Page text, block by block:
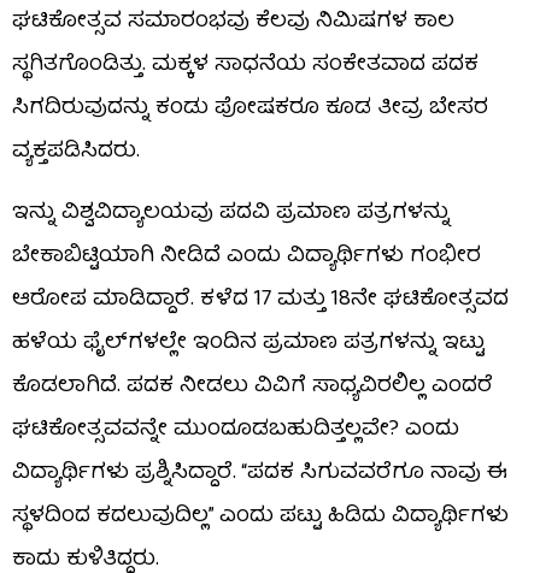
ಘಟಿಕೋತ್ಸವ ಸಮಾರಂಭವು ಕೆಲವು ನಿಮಿಷಗಳ ಕಾಲ
ಸ್ಥಗಿತಗೊಂಡಿತ್ತು. ಮಕ್ಕಳ ಸಾಧನೆಯ ಸಂಕೇತವಾದ ಪದಕ
ಸಿಗದಿರುವುದನ್ನು ಕಂಡು ಪೋಷಕರೂ ಕೂಡ ತೀವ್ರ ಬೇಸರ
ವ್ಯಕ್ತಪಡಿಸಿದರು.
ಇನ್ನು ವಿಶ್ವವಿದ್ಯಾಲಯವು ಪದವಿ ಪ್ರಮಾಣ ಪತ್ರಗಳನ್ನು
ಬೇಕಾಬಿಟ್ಟಿಯಾಗಿ ನೀಡಿದೆ ಎಂದು ವಿದ್ಯಾರ್ಥಿಗಳು ಗಂಭೀರ
ಆರೋಪ ಮಾಡಿದ್ದಾರೆ. ಕಳೆದ 17 ಮತ್ತು 18ನೇ ಘಟಿಕೋತ್ಸವದ
ಹಳೆಯ ಫೈಲ್‌ಗಳಲ್ಲೇ ಇಂದಿನ ಪ್ರಮಾಣ ಪತ್ರಗಳನ್ನು ಇಟ್ಟು
ಕೊಡಲಾಗಿದೆ. ಪದಕ ನೀಡಲು ವಿವಿಗೆ ಸಾಧ್ಯವಿರಲಿಲ್ಲ ಎಂದರೆ
ಘಟಿಕೋತ್ಸವವನ್ನೇ ಮುಂದೂಡಬಹುದಿತ್ತಲ್ಲವೇ? ಎಂದು
ವಿದ್ಯಾರ್ಥಿಗಳು ಪ್ರಶ್ನಿಸಿದ್ದಾರೆ. “ಪದಕ ಸಿಗುವವರೆಗೂ ನಾವು ಈ
ಸ್ಥಳದಿಂದ ಕದಲುವುದಿಲ್ಲ” ಎಂದು ಪಟ್ಟು ಹಿಡಿದು ವಿದ್ಯಾರ್ಥಿಗಳು
ಕಾದು ಕುಳಿತಿದ್ದರು.